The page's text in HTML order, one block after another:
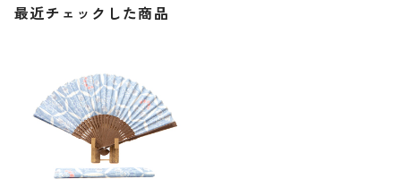
最近チェックした商品